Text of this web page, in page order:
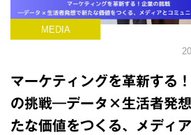
MEDIA
マーケティングを革新する
の挑戦―データ×生活者発
たな価値をつくる、メディ